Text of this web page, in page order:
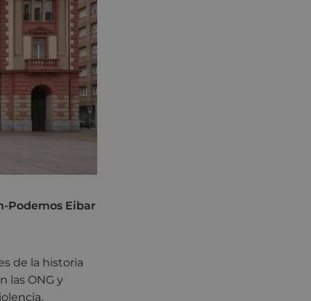
Podemos Eibar
de la historia
las ONG y